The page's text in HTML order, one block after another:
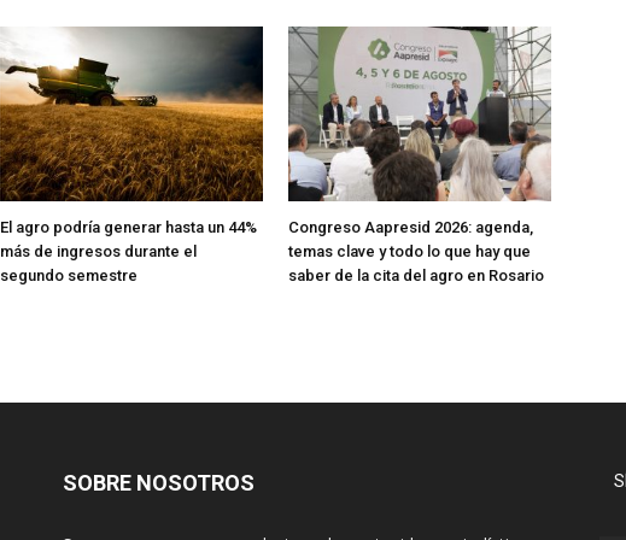
El agro podría generar hasta un 44%
más de ingresos durante el
segundo semestre
Congreso Aapresid 2026: agenda,
temas clave y todo lo que hay que
saber de la cita del agro en Rosario
SOBRE NOSOTROS